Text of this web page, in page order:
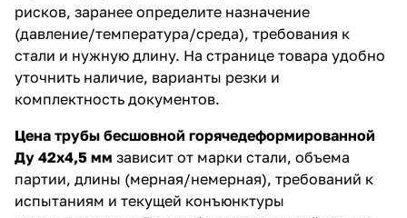
рисков, заранее определите назначение
(давление/температура/среда), требования к
стали и нужную длину. На странице товара удобно
уточнить наличие, варианты резки и
комплектность документов.
Цена трубы бесшовной горячедеформированной
Ду 42х4,5 мм зависит от марки стали, объема
партии, длины (мерная/немерная), требований к
испытаниям и текущей конъюнктуры